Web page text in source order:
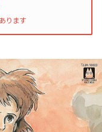
ります